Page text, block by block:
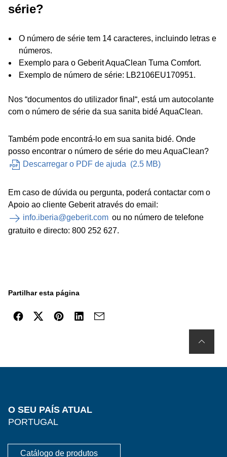
série?
O número de série tem 14 caracteres, incluindo letras e
números.
Exemplo para o Geberit AquaClean Tuma Comfort.
Exemplo de número de série: LB2106EU170951.
Nos “documentos do utilizador final“, está um autocolante
com o número de série da sua sanita bidé AquaClean.
Também pode encontrá-lo em sua sanita bidé. Onde
posso encontrar o número de série do meu AquaClean?
Descarregar o PDF de ajuda (2.5 MB)
Em caso de dúvida ou pergunta, poderá contactar com o
Apoio ao cliente Geberit através do email:
info.iberia@geberit.com ou no número de telefone
gratuito e directo: 800 252 627.
Partilhar esta página
O SEU PAÍS ATUAL
PORTUGAL
Catálogo de produtos